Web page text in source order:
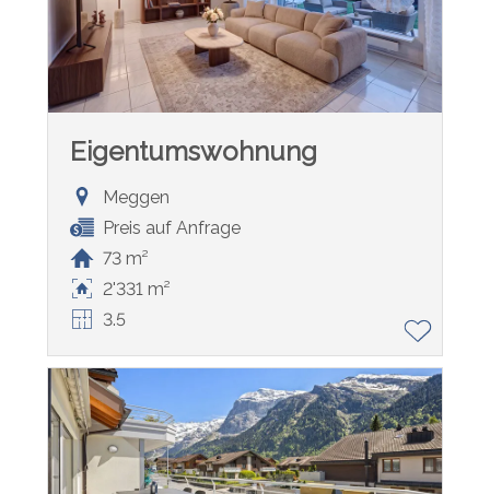
Eigentumswohnung
Meggen
Preis auf Anfrage
73 m²
2'331 m²
3.5